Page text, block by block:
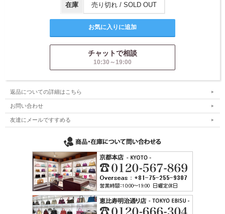
在庫 売り切れ / SOLD OUT
チャットで相談
10:30～19:00
返品についての詳細はこちら
お問い合わせ
友達にメールですすめる